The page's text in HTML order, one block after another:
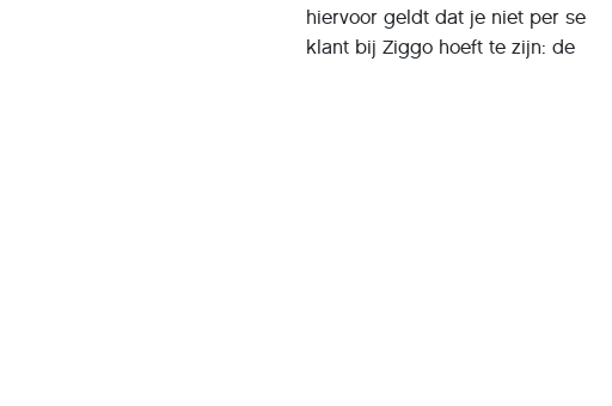
hiervoor geldt dat je niet per se
klant bij Ziggo hoeft te zijn: de